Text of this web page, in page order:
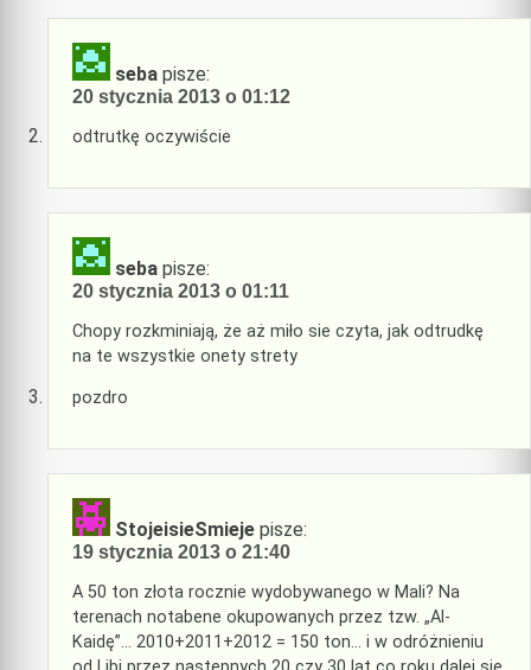
seba pisze:
20 stycznia 2013 o 01:12
odtrutkę oczywiście
seba pisze:
20 stycznia 2013 o 01:11
Chopy rozkminiają, że aż miło sie czyta, jak odtrudkę
na te wszystkie onety strety
pozdro
StojeisieSmieje pisze:
19 stycznia 2013 o 21:40
A 50 ton złota rocznie wydobywanego w Mali? Na
terenach notabene okupowanych przez tzw. „Al-
Kaidę”… 2010+2011+2012 = 150 ton… i w odróżnieniu